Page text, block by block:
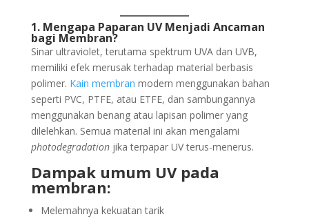
1. Mengapa Paparan UV Menjadi Ancaman
bagi Membran?
Sinar ultraviolet, terutama spektrum UVA dan UVB,
memiliki efek merusak terhadap material berbasis
polimer. Kain membran modern menggunakan bahan
seperti PVC, PTFE, atau ETFE, dan sambungannya
menggunakan benang atau lapisan polimer yang
dilelehkan. Semua material ini akan mengalami
photodegradationjika terpapar UV terus-menerus.
Dampak umum UV pada
membran:
Melemahnya kekuatan tarik